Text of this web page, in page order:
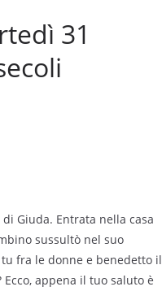
31
Giuda. Entrata nella casa
sussultò nel suo
fra le donne e benedetto il
appena il tuo saluto è